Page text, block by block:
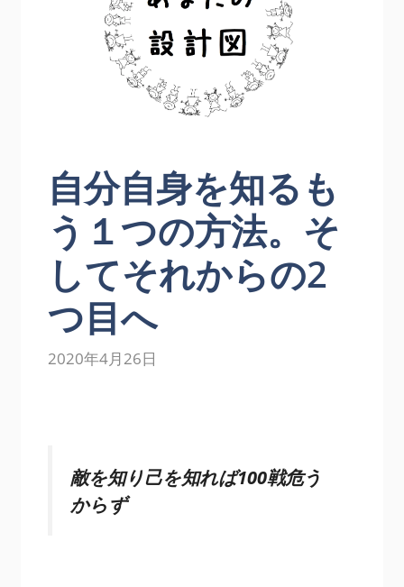
自分自身を知るも
う１つの方法。そ
してそれからの2
つ目へ
2020年4月26日
敵を知り己を知れば100戦危う
からず